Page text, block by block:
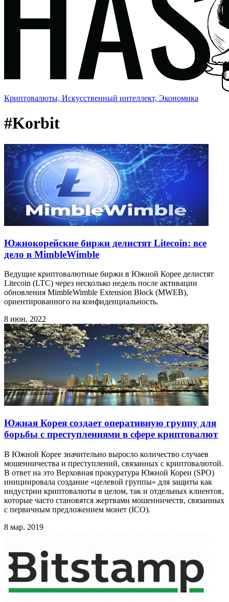
Криптовалюты, Искусственный интеллект, Экономика
#Korbit
Южнокорейские биржи делистят Litecoin: все
дело в MimbleWimble
Ведущие криптовалютные биржи в Южной Корее делистят
Litecoin (LTC) через несколько недель после активации
обновления MimbleWimble Extension Block (MWEB),
ориентированного на конфиденциальность.
8 июн. 2022
Южная Корея создает оперативную группу для
борьбы с преступлениями в сфере криптовалют
В Южной Корее значительно выросло количество случаев
мошенничества и преступлений, связанных с криптовалютой.
В ответ на это Верховная прокуратура Южной Кореи (SPO)
инициировала создание «целевой группы» для защиты как
индустрии криптовалюты в целом, так и отдельных клиентов,
которые часто становятся жертвами мошенничеств, связанных
с первичным предложением монет (ICO).
8 мар. 2019